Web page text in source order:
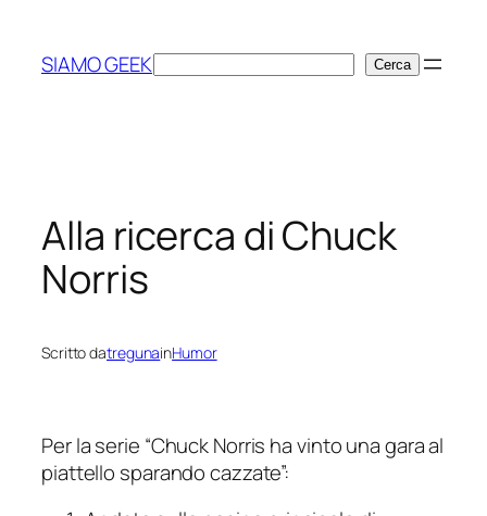
contenuto
SIAMO GEEKCerca Cerca
Alla ricerca di Chuck
Norris
Scritto datregunainHumor
Per la serie “Chuck Norris ha vinto una gara al
piattello sparando cazzate”: